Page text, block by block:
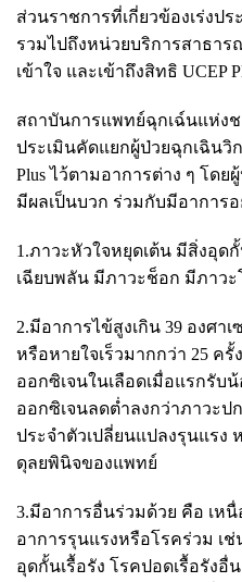
ส่วนราชการที่เกี่ยวข้องเร่งป
รวมไปถึงหน่วยบริการสาธา
เข้าใจ และเข้าถึงสิทธิ UCEP
สถาบันการแพทย์ฉุกเฉ์นแห่ง
ประเมินคัดแยกผู้ป่วยฉุกเฉินวิ
Plus ไว้ตามอาการต่าง ๆ โดย
มีผลเป็นบวก ร่วมกับมีอาการ
1.ภาวะหัวใจหยุดเต้น มีสิ่งอุด
เฉียบพลัน มีภาวะช็อก มีภาวะ
2.มีอาการไข้สูงเกิน 39 องศา
หรือหายใจเร็วมากกว่า 25 ค
ออกซิเจนในเลือดเมื่อแรกรับ
ออกซิเจนลดต่ำลงกว่าภาวะป
ประจำตัวเปลี่ยนแปลงรุนแรง
ดุลยพินิจของแพทย์
3.มีอาการอื่นร่วมด้วย คือ เหนื่
อาการรุนแรงหรือโรคร่วม เ
อุดกั้นเรื้อรัง โรคปอดเรื้อรังอื่